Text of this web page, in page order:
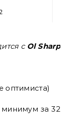
сOl Sharp
за 32